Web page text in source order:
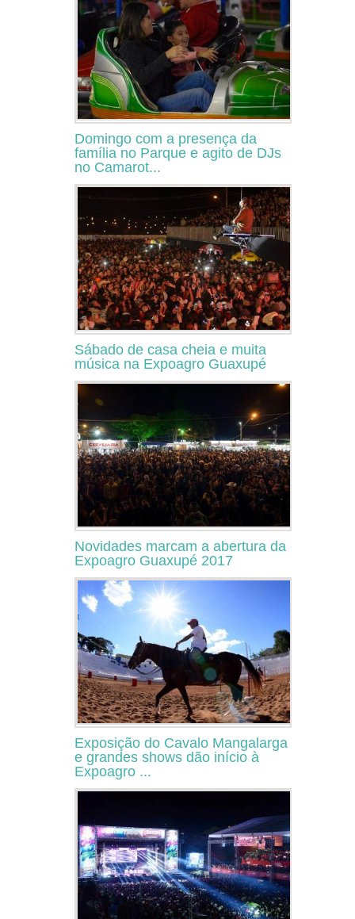
Domingo com a presença da
família no Parque e agito de DJs
no Camarot...
Sábado de casa cheia e muita
música na Expoagro Guaxupé
Novidades marcam a abertura da
Expoagro Guaxupé 2017
Exposição do Cavalo Mangalarga
e grandes shows dão início à
Expoagro ...